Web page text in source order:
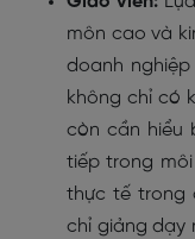
môn cao và
doanh
không chỉ có
còn cần hiểu
tiếp trong
thực tế trong
chỉ giảng dạy